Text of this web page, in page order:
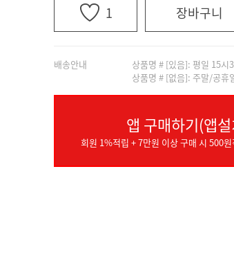
1 장바구니
배송안내
상품명 # [있음]: 평일 15시
상품명 # [없음]: 주말/공휴
앱 구매하기(앱
회원 1%적립 + 7만원 이상 구매 시 500